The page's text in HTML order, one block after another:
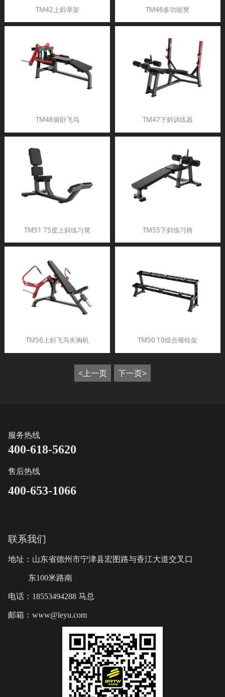
TM42上斜举架 TM46多功能凳
TM48俯卧飞鸟 TM47下斜训练器
TM51 75度上斜练习凳 TM55下斜练习椅
TM56上斜飞鸟夹胸机 TM50 10组合哑铃架
<上一页 下一页>
服务热线
400-618-5620
售后热线
400-653-1066
联系我们
地址：山东省德州市宁津县宏图路与香江大道交叉口
东100米路南
电话：18553494288 马总
邮箱：www@leyu.com